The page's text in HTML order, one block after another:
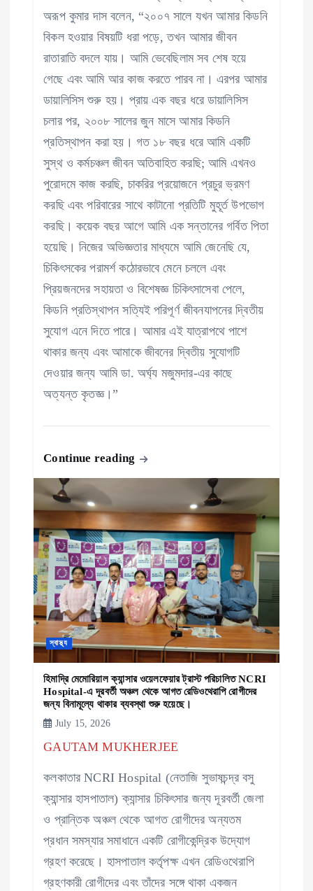
অরূপ কুমার দাস বলেন, “২০০৭ সালে যখন আমার কিডনি
বিকল হওয়ার বিষয়টি ধরা পড়ে, তখন আমার জীবন
রাতারাতি বদলে যায়। আমি ভেবেছিলাম সব শেষ হয়ে
গেছে এবং আমি আর কাজ করতে পারব না। এরপর আমার
ডায়ালিসিস শুরু হয়। প্রায় এক বছর ধরে ডায়ালিসিস
চলার পর, ২০০৮ সালের জুন মাসে আমার কিডনি
প্রতিস্থাপন করা হয়। গত ১৮ বছর ধরে আমি একটি
সুস্থ ও কর্মচঞ্চল জীবন অতিবাহিত করছি; আমি এখনও
পুরোদমে কাজ করছি, চাকরির প্রয়োজনে প্রচুর ভ্রমণ
করছি এবং পরিবারের সাথে কাটানো প্রতিটি মুহূর্ত উপভোগ
করছি। কয়েক বছর আগে আমি এক সন্তানের গর্বিত পিতা
হয়েছি। নিজের অভিজ্ঞতার মাধ্যমে আমি জেনেছি যে,
চিকিৎসকের পরামর্শ কঠোরভাবে মেনে চললে এবং
প্রিয়জনদের সহায়তা ও বিশেষজ্ঞ চিকিৎসাসেবা পেলে,
কিডনি প্রতিস্থাপন সত্যিই পরিপূর্ণ জীবনযাপনের দ্বিতীয়
সুযোগ এনে দিতে পারে। আমার এই যাত্রাপথে পাশে
থাকার জন্য এবং আমাকে জীবনের দ্বিতীয় সুযোগটি
দেওয়ার জন্য আমি ডা. অর্ঘ্য মজুমদার-এর কাছে
অত্যন্ত কৃতজ্ঞ।”
Continue reading
স্বাস্থ্য
হিমাদ্রি মেমোরিয়াল ক্যান্সার ওয়েলফেয়ার ট্রাস্ট পরিচালিত NCRI
Hospital-এ দূরবর্তী অঞ্চল থেকে আগত রেডিওথেরাপি রোগীদের
জন্য বিনামূল্যে থাকার ব্যবস্থা শুরু হয়েছে।
July 15, 2026
GAUTAM MUKHERJEE
কলকাতার NCRI Hospital (নেতাজি সুভাষচন্দ্র বসু
ক্যান্সার হাসপাতাল) ক্যান্সার চিকিৎসার জন্য দূরবর্তী জেলা
ও প্রান্তিক অঞ্চল থেকে আগত রোগীদের অন্যতম
প্রধান সমস্যার সমাধানে একটি রোগীকেন্দ্রিক উদ্যোগ
গ্রহণ করেছে। হাসপাতাল কর্তৃপক্ষ এখন রেডিওথেরাপি
গ্রহণকারী রোগীদের এবং তাঁদের সঙ্গে থাকা একজন